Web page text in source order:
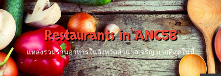
Restaurants in ANC58
แหล่งรวมร้านอาหารในจังหวัดอำนาจเจริญ มากที่สุดในนี้